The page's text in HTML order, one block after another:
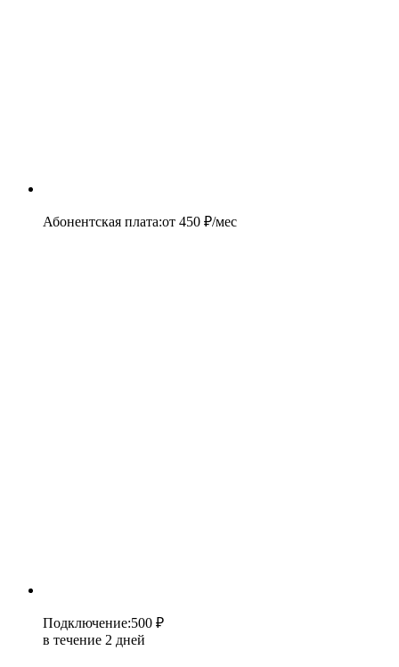
Абонентская плата:от 450 ₽/мес
Подключение:500 ₽
в течение 2 дней